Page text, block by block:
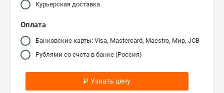
Курьерская доставка
Оплата
Банковские карты: Visa, Mastercard, Maestro, Мир, JCB
Рублями со счета в банке (Россия)
₽ Узнать цену